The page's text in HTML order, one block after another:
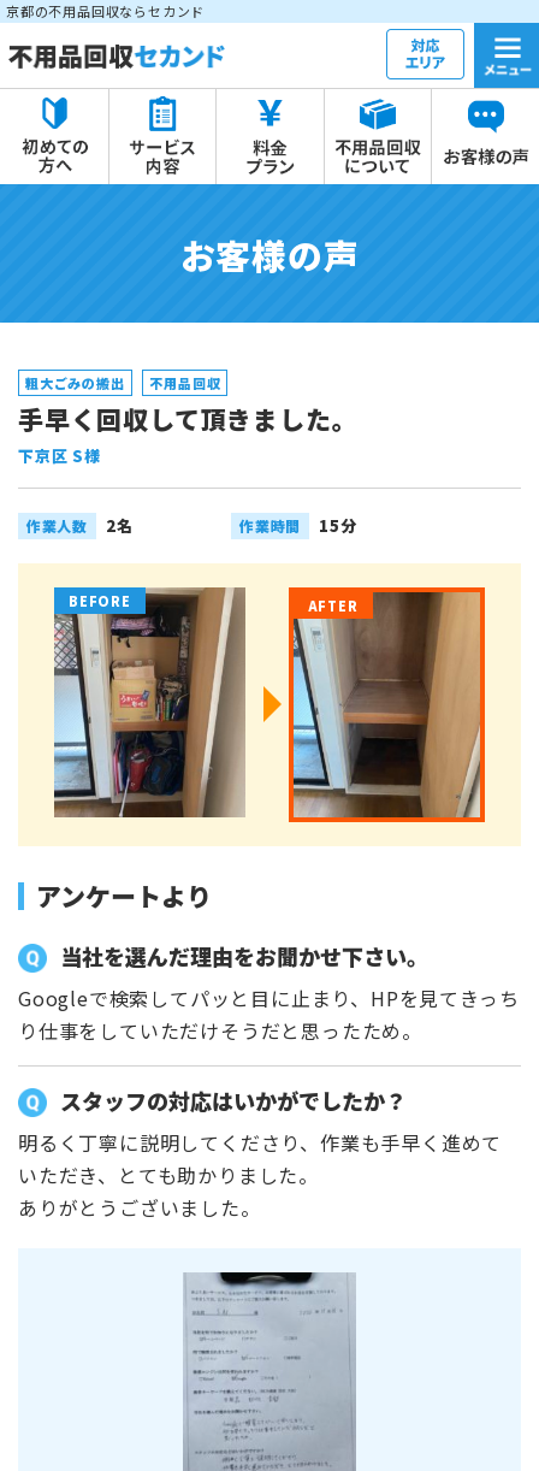
京都の不用品回収ならセカンド
お客様の声
粗大ごみの搬出 不用品回収
手早く回収して頂きました。
下京区 S様
作業人数 2名 作業時間 15分
アンケートより
当社を選んだ理由をお聞かせ下さい。
Googleで検索してパッと目に止まり、HPを見てきっち
り仕事をしていただけそうだと思ったため。
スタッフの対応はいかがでしたか？
明るく丁寧に説明してくださり、作業も手早く進めて
いただき、とても助かりました。
ありがとうございました。